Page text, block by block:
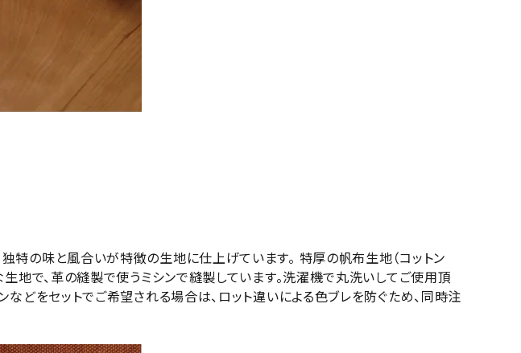
特の味と風合いが特徴の生地に仕上げています。 特厚の帆布生地（コットン
地で、革の縫製で使うミシンで縫製しています。洗濯機で丸洗いしてご使用頂
どをセットでご希望される場合は、ロット違いによる色ブレを防ぐため、同時注